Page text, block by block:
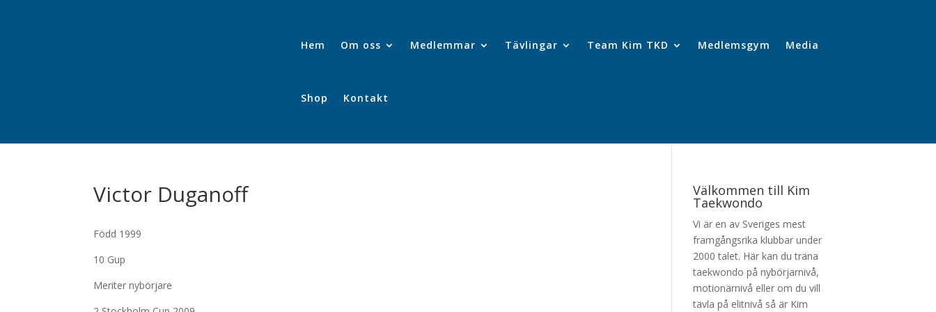
Hem Om oss Medlemmar Tävlingar Team Kim TKD Medlemsgym Media
Shop Kontakt
Victor Duganoff
Född 1999
10 Gup
Meriter nybörjare
Välkommen till Kim
Taekwondo
Vi är en av Sveriges mest
framgångsrika klubbar under
2000 talet. Här kan du träna
taekwondo på nybörjarnivå,
motionärnivå eller om du vill
tävla på elitnivå så är Kim